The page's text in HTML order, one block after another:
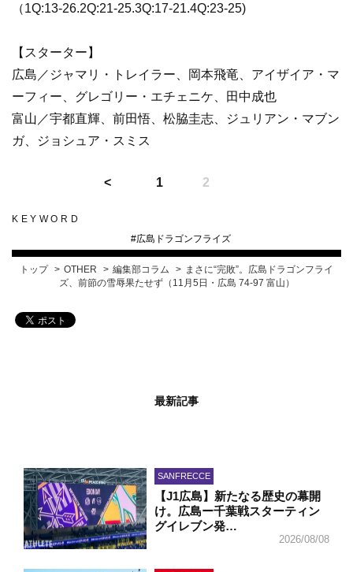
（1Q:13-26.2Q:21-25.3Q:17-21.4Q:23-25)
【スターター】
広島／ジャマリ・トレイラー、岡本飛竜、アイザイア・マ
ーフィー、グレゴリー・エチェニケ、田中成也
富山／宇都直輝、前田悟、松脇圭志、ジュリアン・マブン
ガ、ジョシュア・スミス
1 2
KEYWORD
#広島ドラゴンフライズ
トップ OTHER 編集部コラム
まさに“完敗”。広島ドラゴンフライ
ズ、前節の雪辱果たせず（11月5日・広島 74-97 富山）
最新記事
SANFRECCE
【J1広島】新たなる歴史の幕開
け。広島ー千葉戦スターティン
グイレブン発…
2026/08/08